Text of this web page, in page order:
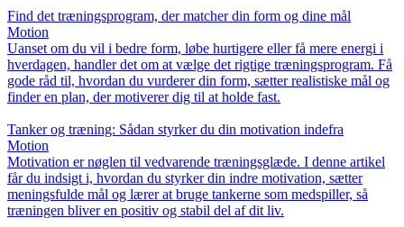
Find det træningsprogram, der matcher din form og dine mål
Motion
Uanset om du vil i bedre form, løbe hurtigere eller få mere energi i
hverdagen, handler det om at vælge det rigtige træningsprogram. Få
gode råd til, hvordan du vurderer din form, sætter realistiske mål og
finder en plan, der motiverer dig til at holde fast.
Tanker og træning: Sådan styrker du din motivation indefra
Motion
Motivation er nøglen til vedvarende træningsglæde. I denne artikel
får du indsigt i, hvordan du styrker din indre motivation, sætter
meningsfulde mål og lærer at bruge tankerne som medspiller, så
træningen bliver en positiv og stabil del af dit liv.